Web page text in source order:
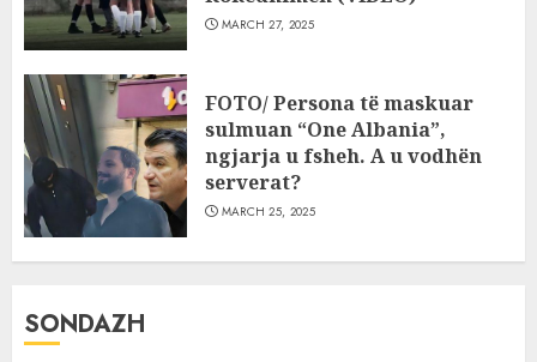
MARCH 27, 2025
FOTO/ Persona të maskuar
sulmuan “One Albania”,
ngjarja u fsheh. A u vodhën
serverat?
MARCH 25, 2025
SONDAZH